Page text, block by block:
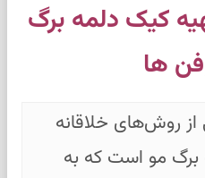
کیک دلمه برگ
ها
روش‌های خلاقانه
برگ مو است که به